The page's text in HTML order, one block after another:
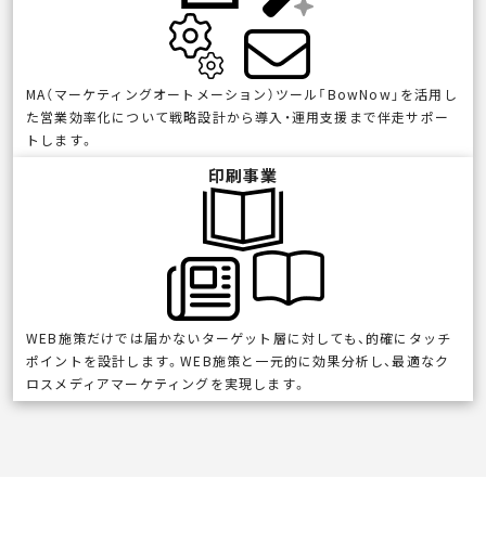
MA（マーケティングオートメーション）ツール「BowNow」を活用し
た営業効率化について戦略設計から導入・運用支援まで伴走サポー
トします。
印刷事業
WEB施策だけでは届かないターゲット層に対しても、的確にタッチ
ポイントを設計します。WEB施策と一元的に効果分析し、最適なク
ロスメディアマーケティングを実現します。